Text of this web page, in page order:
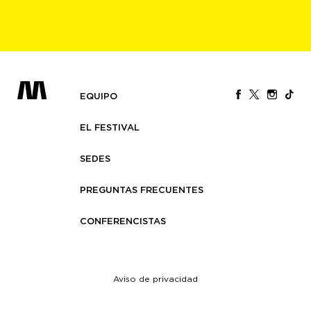
EQUIPO
EL FESTIVAL
SEDES
PREGUNTAS FRECUENTES
CONFERENCISTAS
Aviso de privacidad